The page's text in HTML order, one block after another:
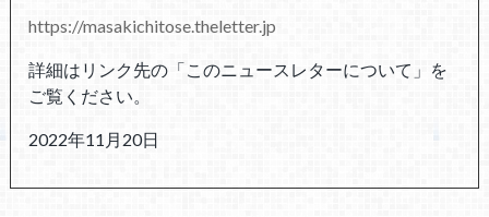
https://masakichitose.theletter.jp
詳細はリンク先の「このニュースレターについて」を
ご覧ください。
2022年11月20日